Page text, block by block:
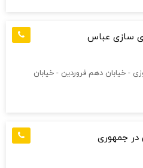
سازی عباس
- خیابان دهم فروردین - خیابان
در جمهوری